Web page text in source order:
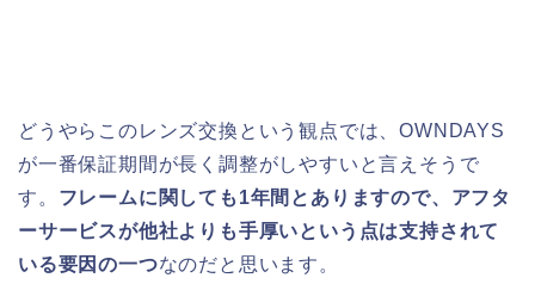
どうやらこのレンズ交換という観点では、OWNDAYS
が一番保証期間が長く調整がしやすいと言えそうで
す。 フレームに関しても1年間とありますので、アフタ
ーサービスが他社よりも手厚いという点は支持されて
いる要因の一つなのだと思います。